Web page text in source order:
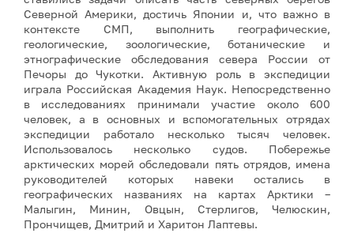
Северной Америки, достичь Японии и, что важно в
контексте СМП, выполнить географические,
геологические, зоологические, ботанические и
этнографические обследования севера России от
Печоры до Чукотки. Активную роль в экспедиции
играла Российская Академия Наук. Непосредственно
в исследованиях принимали участие около 600
человек, а в основных и вспомогательных отрядах
экспедиции работало несколько тысяч человек.
Использовалось несколько судов. Побережье
арктических морей обследовали пять отрядов, имена
руководителей которых навеки остались в
географических названиях на картах Арктики –
Малыгин, Минин, Овцын, Стерлигов, Челюскин,
Прончищев, Дмитрий и Харитон Лаптевы.